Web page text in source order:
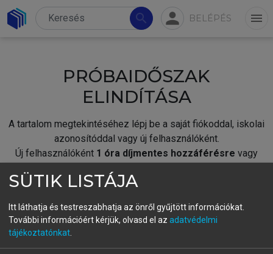
search person BELÉPÉS menu
PRÓBAIDŐSZAK
ELINDÍTÁSA
A tartalom megtekintéséhez lépj be a saját fiókoddal, iskolai
azonosítóddal vagy új felhasználóként.
Új felhasználóként 1 óra díjmentes hozzáférésre vagy
fiókoddal,vagy hozz létre új fiókot.
A regisztráció után apróbaidőszakautomatikusan
SÜTIK LISTÁJA
Itt láthatja és testreszabhatja az önről gyűjtött információkat.
További információért kérjük, olvasd el az adatvédelmi
tájékoztatónkat